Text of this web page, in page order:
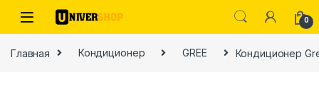
Skip to navigation
Skip to content
0
Главная Кондиционер GREE Кондиционер